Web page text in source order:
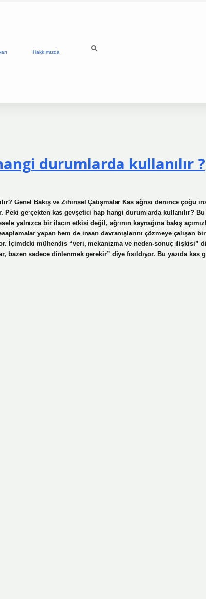
Hakkımızda
durumlarda kullanılır ?
Genel Bakış ve Zihinsel Çatışmalar Kas ağrısı denince çoğu
gerçekten kas gevşetici hap hangi durumlarda kullanılır? Bu
yalnızca bir ilacın etkisi değil, ağrının kaynağına bakış
yapan hem de insan davranışlarını çözmeye çalışan
İçimdeki mühendis “veri, mekanizma ve neden-sonuç ilişkisi”
bazen sadece dinlenmek gerekir” diye fısıldıyor. Bu yazıda kas